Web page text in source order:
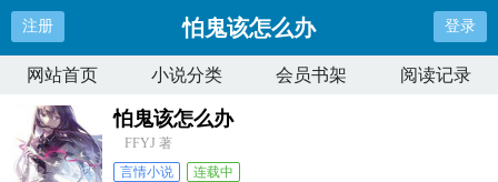
注册 怕鬼该怎么办 登录
网站首页 小说分类 会员书架 阅读记录
怕鬼该怎么办
FFYJ 著
言情小说
连载中